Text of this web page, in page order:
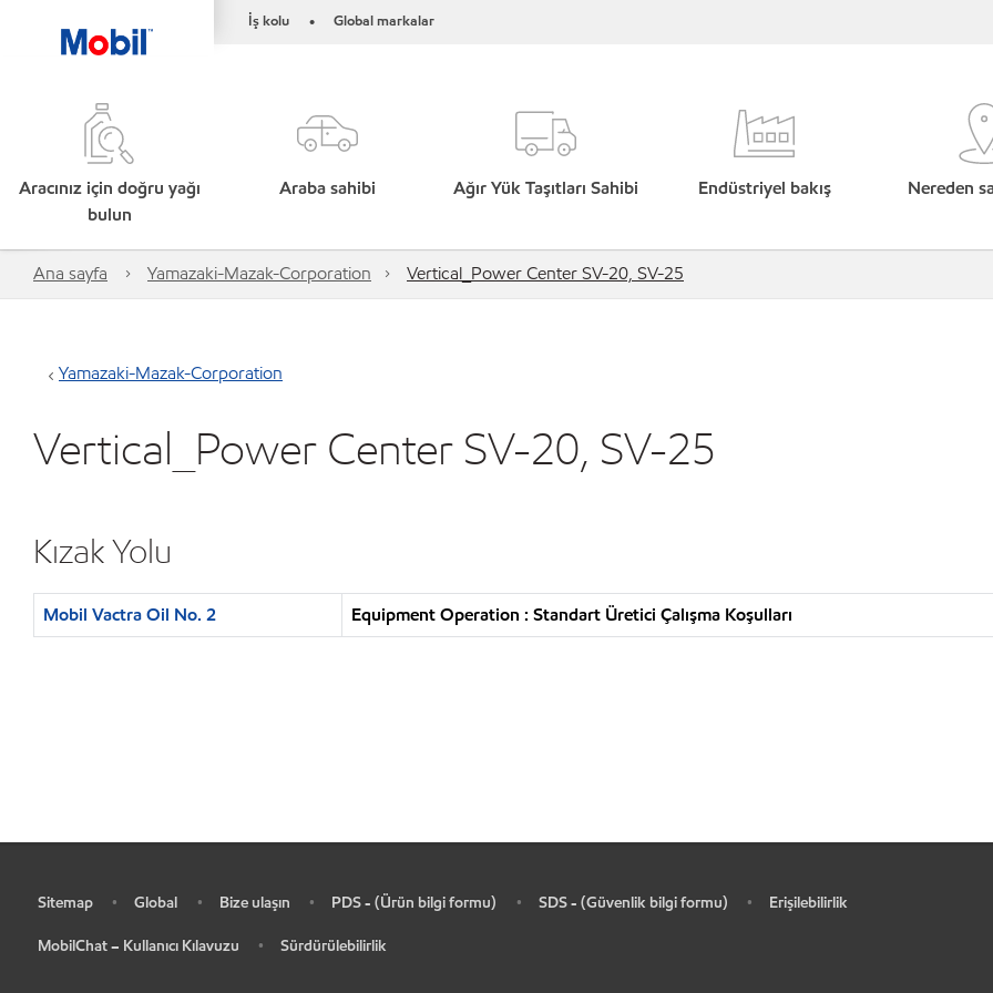
İş kolu • Global markalar
Aracınız için doğru yağı
bulun
Araba sahibi Ağır Yük Taşıtları Sahibi Endüstriyel bakış Nereden
Ana sayfa Yamazaki-Mazak-Corporation Vertical_Power Center SV-20, SV-25
Yamazaki-Mazak-Corporation
Vertical_Power Center SV-20, SV-25
Kızak Yolu
Mobil Vactra Oil No. 2 Equipment Operation : Standart Üretici Çalışma Koşulları
Sitemap • Global • Bize ulaşın • PDS - (Ürün bilgi formu) • SDS - (Güvenlik bilgi formu) • Erişilebilirlik
MobilChat – Kullanıcı Kılavuzu • Sürdürülebilirlik